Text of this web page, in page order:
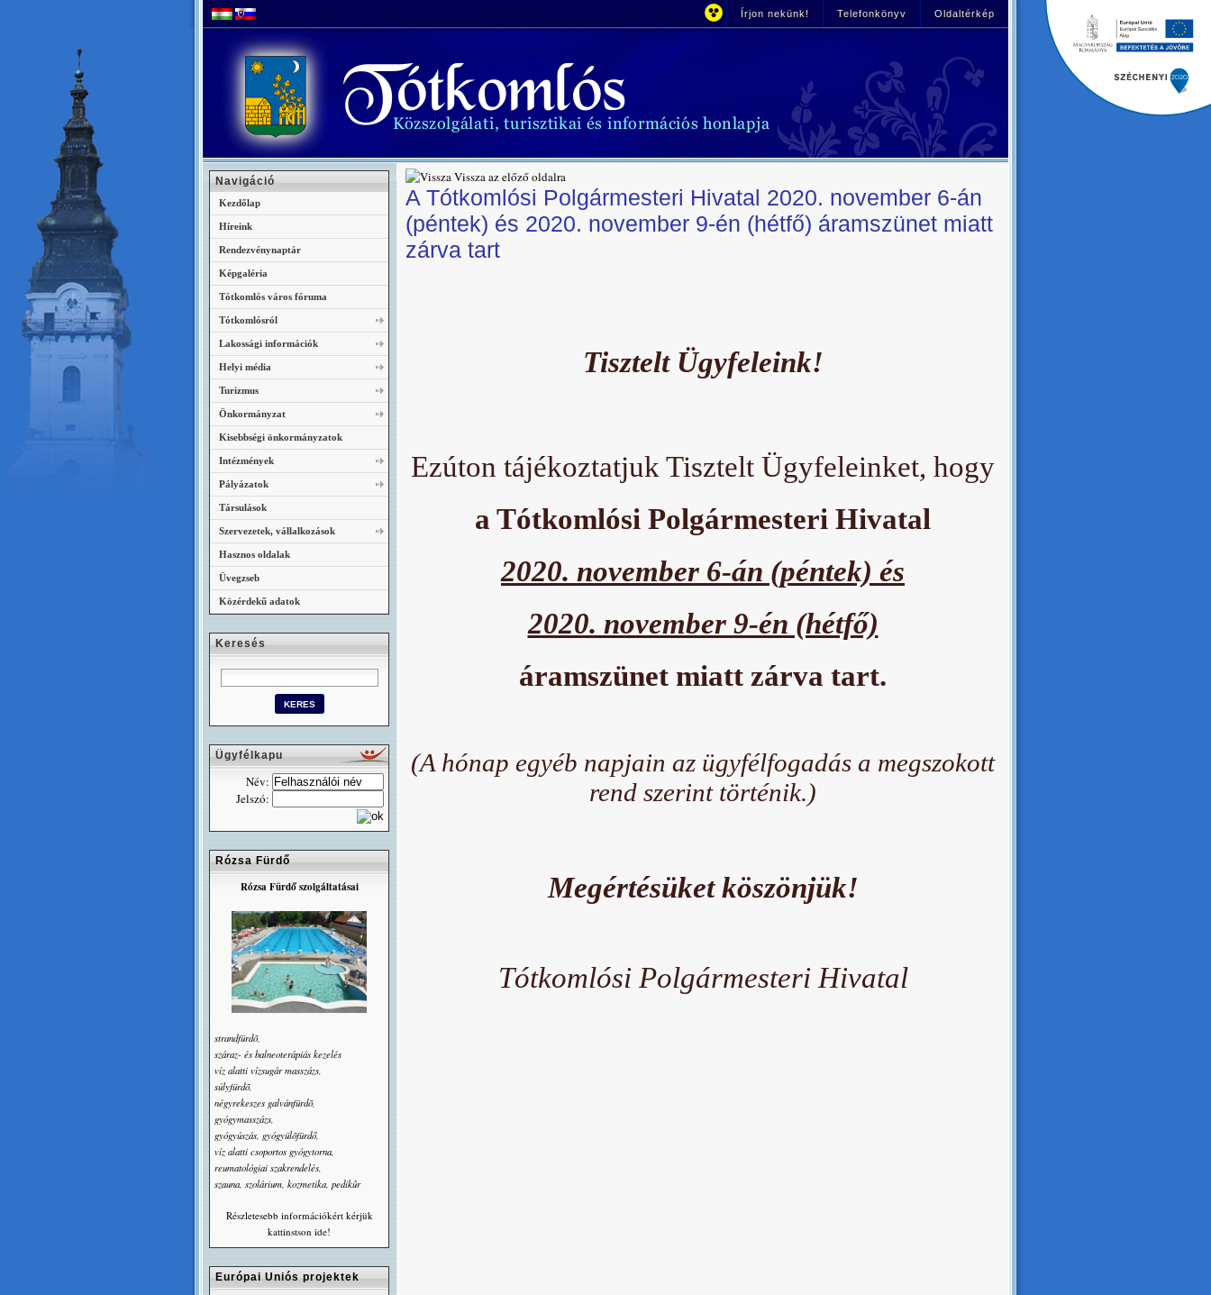
Írjon nekünk! Telefonkönyv Oldaltérkép
Vissza az előző oldalra
A Tótkomlósi Polgármesteri Hivatal 2020. november 6-án
(péntek) és 2020. november 9-én (hétfő) áramszünet miatt
zárva tart
Tisztelt Ügyfeleink!
Ezúton tájékoztatjuk Tisztelt Ügyfeleinket, hogy
a Tótkomlósi Polgármesteri Hivatal
2020. november 6-án (péntek) és
2020. november 9-én (hétfő)
áramszünet miatt zárva tart.
(A hónap egyéb napjain az ügyfélfogadás a megszokott
rend szerint történik.)
Megértésüket köszönjük!
Tótkomlósi Polgármesteri Hivatal
Navigáció
Kezdőlap
Híreink
Rendezvénynaptár
Képgaléria
Tótkomlós város fóruma
Tótkomlósról
Lakossági információk
Helyi média
Turizmus
Önkormányzat
Kisebbségi önkormányzatok
Intézmények
Pályázatok
Társulások
Szervezetek, vállalkozások
Hasznos oldalak
Üvegzseb
Közérdekű adatok
Keresés
Ügyfélkapu
Név:
Jelszó:
Rózsa Fürdő
Rózsa Fürdő szolgáltatásai
strandfürdõ,
száraz- és balneoterápiás kezelés
víz alatti vízsugár masszázs,
súlyfürdõ,
négyrekeszes galvánfürdõ,
gyógymasszázs,
gyógyúszás, gyógyülõfürdő,
víz alatti csoportos gyógytorna,
reumatológiai szakrendelés,
szauna, szolárium, kozmetika, pedikûr
Részletesebb információkért kérjük
kattinstson ide!
Európai Uniós projektek